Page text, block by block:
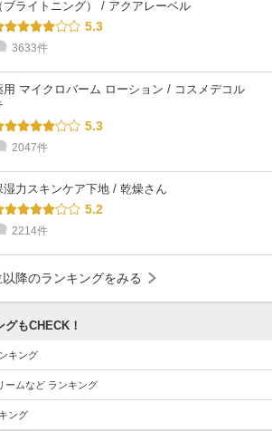
ブライトニング） / アクアレーベル
5.3
3633件
用 マイクロバーム ローション / コスメデコル
5.3
2047件
湿力スキンケア下地 / 乾燥さん
5.2
2214件
降のランキングをみる
もCHECK！
キング
ームなど ランキング
ング